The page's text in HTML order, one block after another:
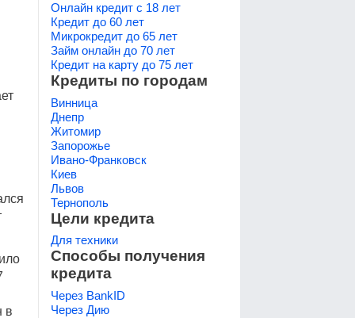
в
Онлайн кредит с 18 лет
Кредит до 60 лет
Микрокредит до 65 лет
Займ онлайн до 70 лет
Кредит на карту до 75 лет
Кредиты по городам
Винница
Днепр
Житомир
Запорожье
Ивано-Франковск
Киев
Львов
Тернополь
Цели кредита
Для техники
Способы получения
кредита
Через BankID
Через Дию